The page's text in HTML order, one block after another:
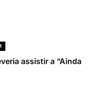
assistir a “Ainda